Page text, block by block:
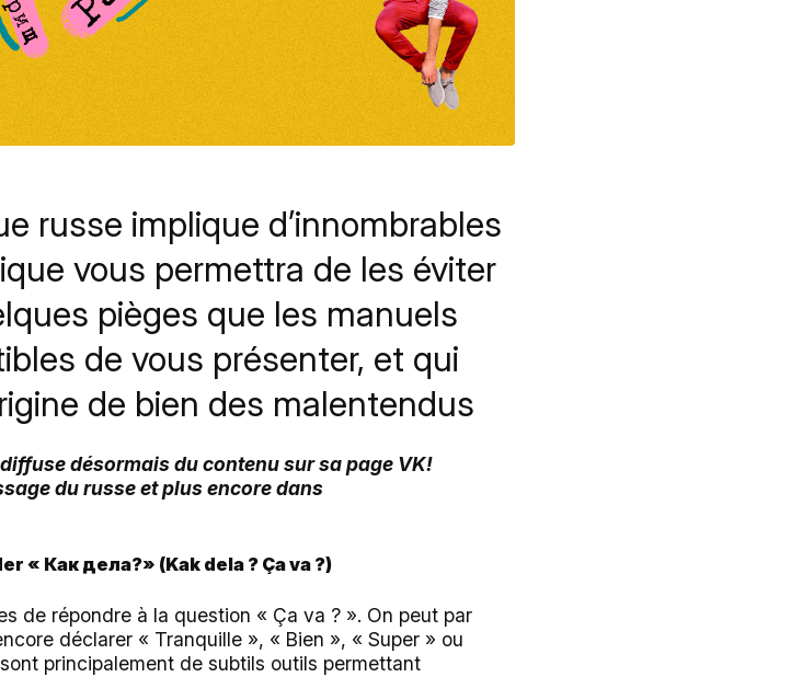
russe implique d’innombrables
vous permettra de les éviter
pièges que les manuels
de vous présenter, et qui
de bien des malentendus
désormais du contenu sur sa page VK!
du russe et plus encore dans
« Как дела?» (Kak dela ? Ça va ?)
de répondre à la question « Ça va ? ». On peut par
déclarer « Tranquille », « Bien », « Super » ou
principalement de subtils outils permettant